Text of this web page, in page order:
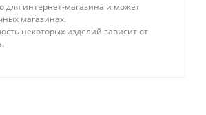
для интернет-магазина и может
магазинах.
некоторых изделий зависит от